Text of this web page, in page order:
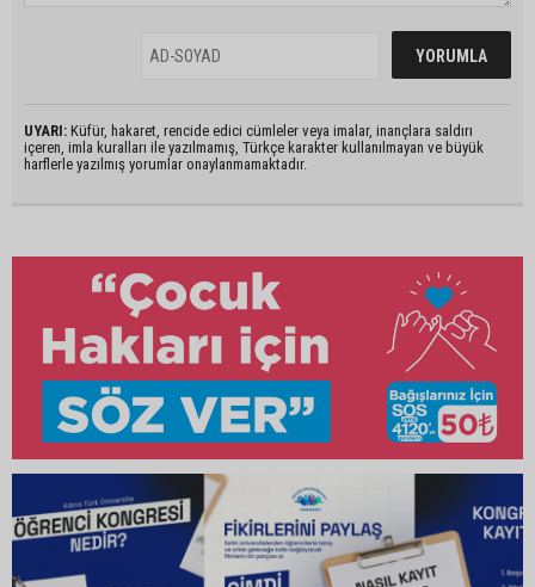
UYARI: Küfür, hakaret, rencide edici cümleler veya imalar, inançlara saldırı
içeren, imla kuralları ile yazılmamış, Türkçe karakter kullanılmayan ve büyük
harflerle yazılmış yorumlar onaylanmamaktadır.